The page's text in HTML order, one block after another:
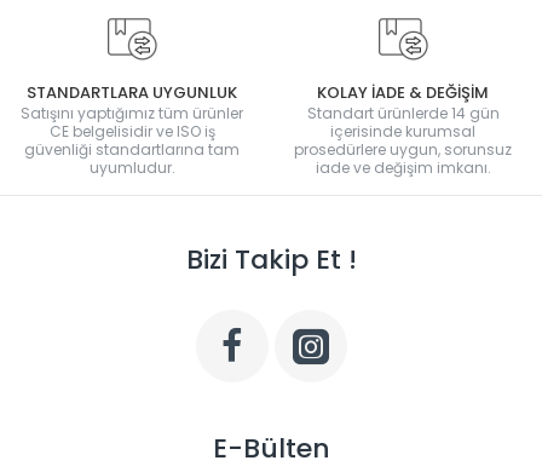
STANDARTLARA UYGUNLUK
Satışını yaptığımız tüm ürünler
CE belgelisidir ve ISO iş
güvenliği standartlarına tam
uyumludur.
KOLAY İADE & DEĞİŞİM
Standart ürünlerde 14 gün
içerisinde kurumsal
prosedürlere uygun, sorunsuz
iade ve değişim imkanı.
Bizi Takip Et !
E-Bülten